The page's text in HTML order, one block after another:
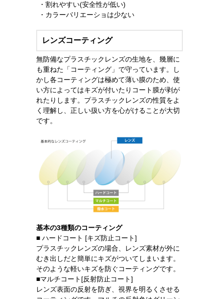
・割れやすい(安全性が低い)
・カラーバリエーショは少ない
レンズコーティング
無防備なプラスチックレンズの生地を、幾層に
も重ねた「コーティング」で守っています。し
かし各コーティングは極めて薄い膜のため、使
い方によってはキズが付いたりコート膜が剥が
れたりします。プラスチックレンズの性質をよ
く理解し、正しい扱い方を心がけることが大切
です。
基本の3種類のコーティング
■ ハードコート [キズ防止コート]
プラスチックレンズの場合、レンズ素材が外に
むき出しだと簡単にキズがついてしまいます。
そのような軽いキズを防ぐコーティングです。
■マルチコート[反射防止コート]
レンズ表面の反射を防ぎ、視界を明るくさせる